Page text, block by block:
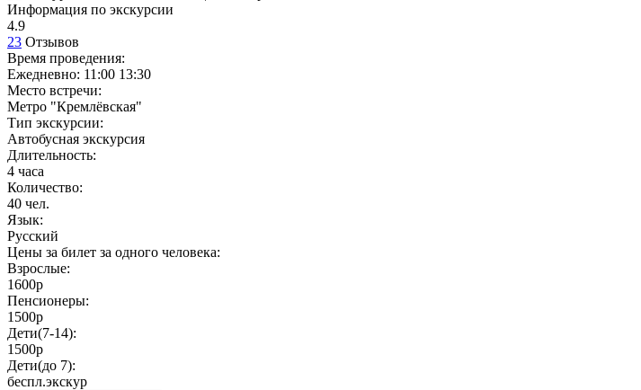
Информация по экскурсии
4.9
23 Отзывов
Время проведения:
Ежедневно: 11:00 13:30
Место встречи:
Метро "Кремлёвская"
Тип экскурсии:
Автобусная экскурсия
Длительность:
4 часа
Количество:
40 чел.
Язык:
Русский
Цены за билет за одного человека:
Взрослые:
1600р
Пенсионеры:
1500р
Дети(7-14):
1500р
Дети(до 7):
беспл.экскур